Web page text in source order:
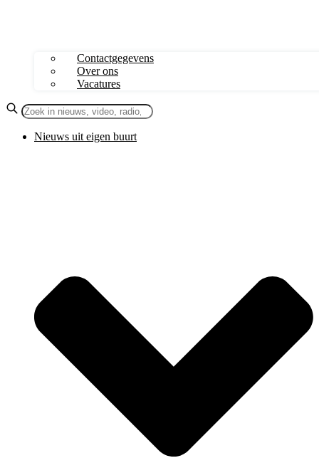
Contactgegevens
Over ons
Vacatures
Nieuws uit eigen buurt